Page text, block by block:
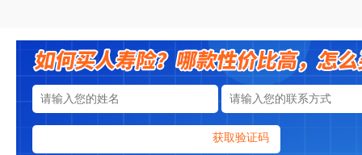
获取验证码